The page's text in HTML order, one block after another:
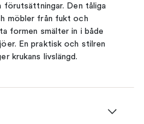
Den tåliga
möbler från fukt och
formen smälter in i både
En praktisk och stilren
krukans livslängd.